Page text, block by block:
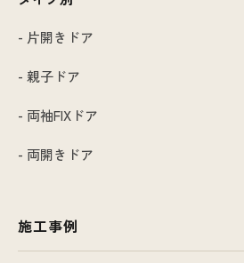
- 片開きドア
- 親子ドア
- 両袖FIXドア
- 両開きドア
施工事例